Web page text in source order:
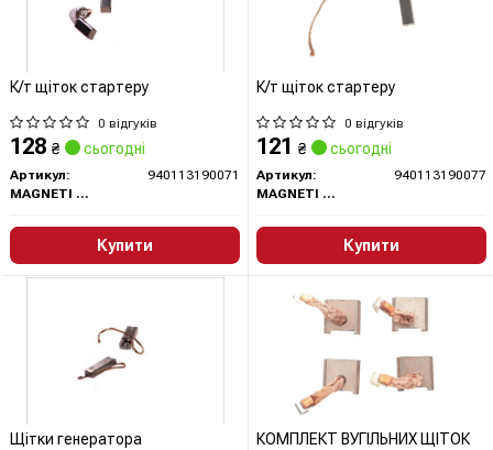
К/т щіток стартеру
0 відгуків
128 ₴ сьогодні
Артикул:
940113190071
MAGNETI MARELLI
Купити
К/т щіток стартеру
0 відгуків
121 ₴ сьогодні
Артикул:
940113190077
MAGNETI MARELLI
Купити
Щітки генератора КОМПЛЕКТ ВУГІЛЬНИХ ЩІТОК